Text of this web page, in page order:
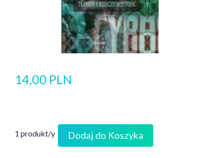
14,00 PLN
1 produkt/y Dodaj do Koszyka